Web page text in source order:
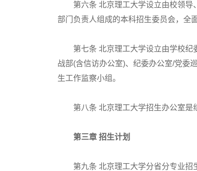
第六条 北京理工大学设立由校领导
部门负责人组成的本科招生委员会，全
第七条 北京理工大学设立由学校纪
战部(含信访办公室)、纪委办公室/党委
生工作监察小组。
第八条 北京理工大学招生办公室是
第三章 招生计划
第九条 北京理工大学分省分专业招